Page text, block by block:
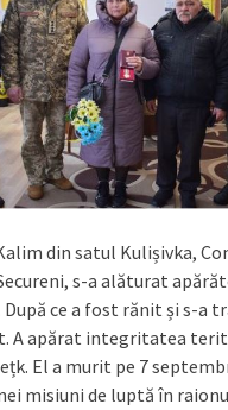
din satul Kulișivka,
s-a alăturat
După ce a fost rănit și s-a
A apărat integritatea
El a murit pe 7
misiuni de luptă în